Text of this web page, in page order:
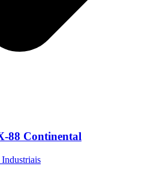
88 Continental